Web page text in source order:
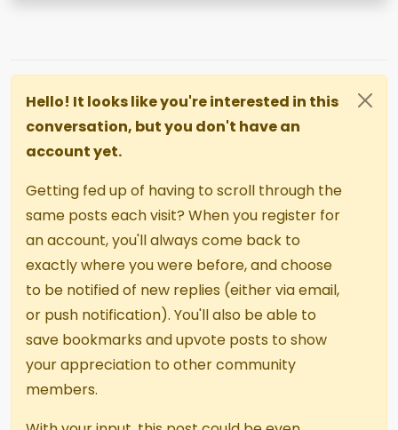
Hello! It looks like you're interested in this
conversation, but you don't have an
account yet.
Getting fed up of having to scroll through the
same posts each visit? When you register for
an account, you'll always come back to
exactly where you were before, and choose
to be notified of new replies (either via email,
or push notification). You'll also be able to
save bookmarks and upvote posts to show
your appreciation to other community
members.